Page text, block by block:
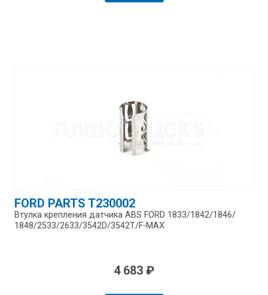
FORD PARTS T230002
Втулка крепления датчика ABS FORD 1833/​1842/​1846/​
1848/​2533/​2633/​3542D/​3542T/​F-MAX
4 683 ₽